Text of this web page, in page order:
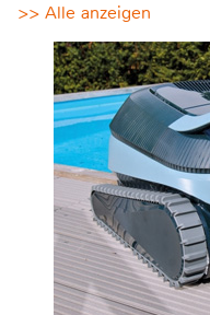
>> Alle anzeigen